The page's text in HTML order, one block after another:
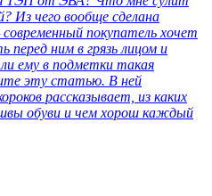
чего вообще сделана
покупатель хочет
перед ним в грязь лицом и
ему в подметки такая
эту статью. В ней
рассказывает, из каких
обуви и чем хорош каждый